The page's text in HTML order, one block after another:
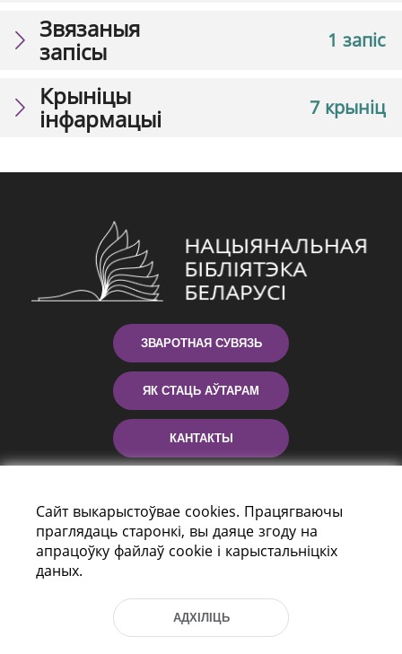
1 запіс
Звязаныя
запісы
7 крыніц
Крыніцы
інфармацыі
ЗВАРОТНАЯ СУВЯЗЬ
ЯК СТАЦЬ АЎТАРАМ
КАНТАКТЫ
Сайт выкарыстоўвае cookies. Працягваючы
праглядаць старонкі, вы даяце згоду на
апрацоўку файлаў cookie і карыстальніцкіх
даных.
АДХІЛІЦЬ